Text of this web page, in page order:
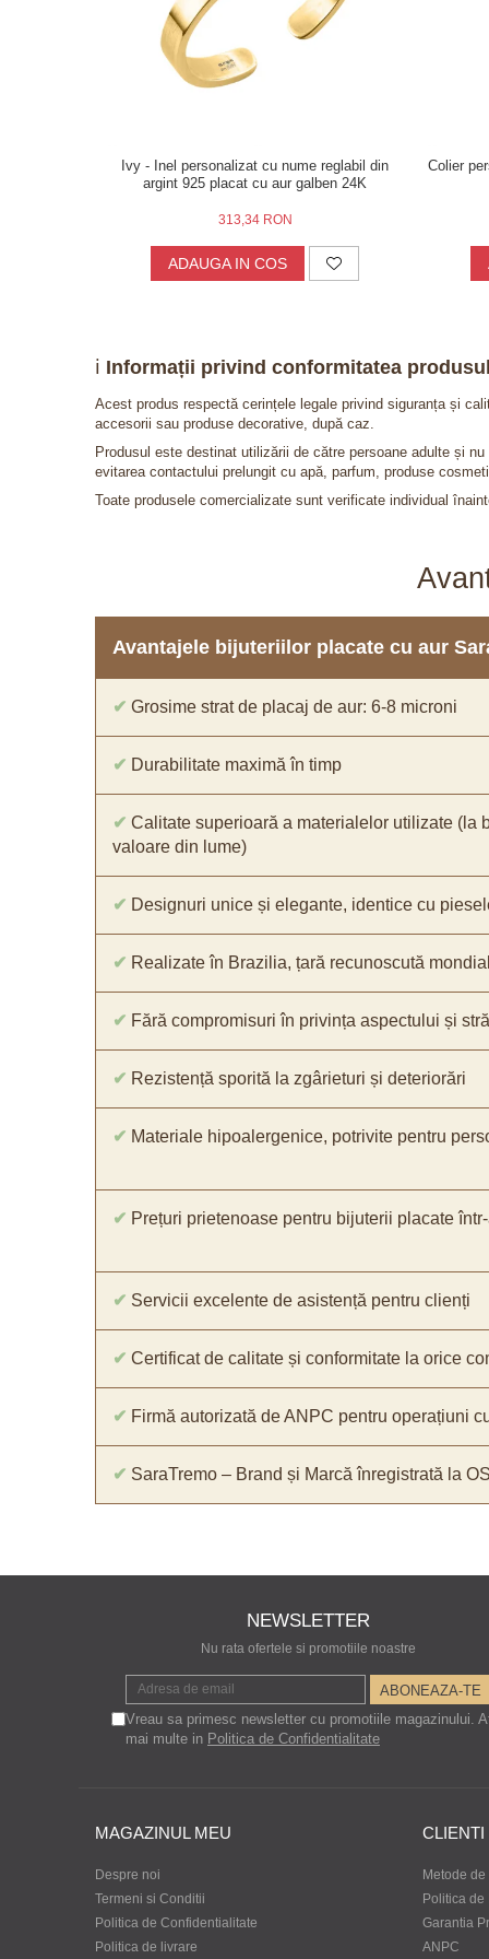
Ivy - Inel personalizat cu nume reglabil din
argint 925 placat cu aur galben 24K
313,34 RON
ADAUGA IN COS
Colier
ℹ️ Informații privind conformitatea
Acest produs respectă cerințele legale privind siguranța și
accesorii sau produse decorative, după caz.
Produsul este destinat utilizării de către persoane adulte și
evitarea contactului prelungit cu apă, parfum, produse
Toate produsele comercializate sunt verificate individual
Avantajele bijuteriilor placate cu aur
✔ Grosime strat de placaj de aur: 6-8 microni
✔ Durabilitate maximă în timp
✔ Calitate superioară a materialelor utilizate (la
valoare din lume)
✔ Designuri unice și elegante, identice cu
✔ Realizate în Brazilia, țară recunoscută
✔ Fără compromisuri în privința aspectului și
✔ Rezistență sporită la zgârieturi și deteriorări
✔ Materiale hipoalergenice, potrivite pentru
✔ Prețuri prietenoase pentru bijuterii placate
✔ Servicii excelente de asistență pentru clienți
✔ Certificat de calitate și conformitate la orice
✔ Firmă autorizată de ANPC pentru operațiuni
✔ SaraTremo – Brand și Marcă înregistrată la
NEWSLETTER
Nu rata ofertele si promotiile noastre
Vreau sa primesc newsletter cu promotiile magazinului.
mai multe in Politica de Confidentialitate
MAGAZINUL MEU
Despre noi
Termeni si Conditii
Politica de Confidentialitate
Politica de livrare
CLIENTI
Metode
Politica de
Garantia
ANPC